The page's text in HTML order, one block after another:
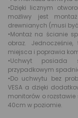
•Dzięki licznym
możliwy jest
drewnianych (musi
•Montaż na ścianie
obraz.
miejsca i poprawia
•Uchwyt posiada
przypadkowym
•Do uchwytu bez
VESA a dzięki
monitorów o
40cm w poziomie.